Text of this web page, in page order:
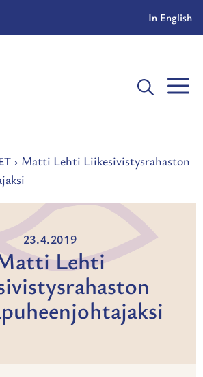
In English
› Matti Lehti Liikesivistysrahaston
23.4.2019
Lehti